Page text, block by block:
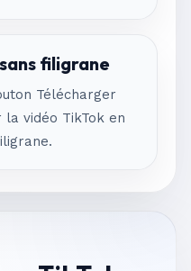
filigrane
Télécharger
vidéo TikTok en